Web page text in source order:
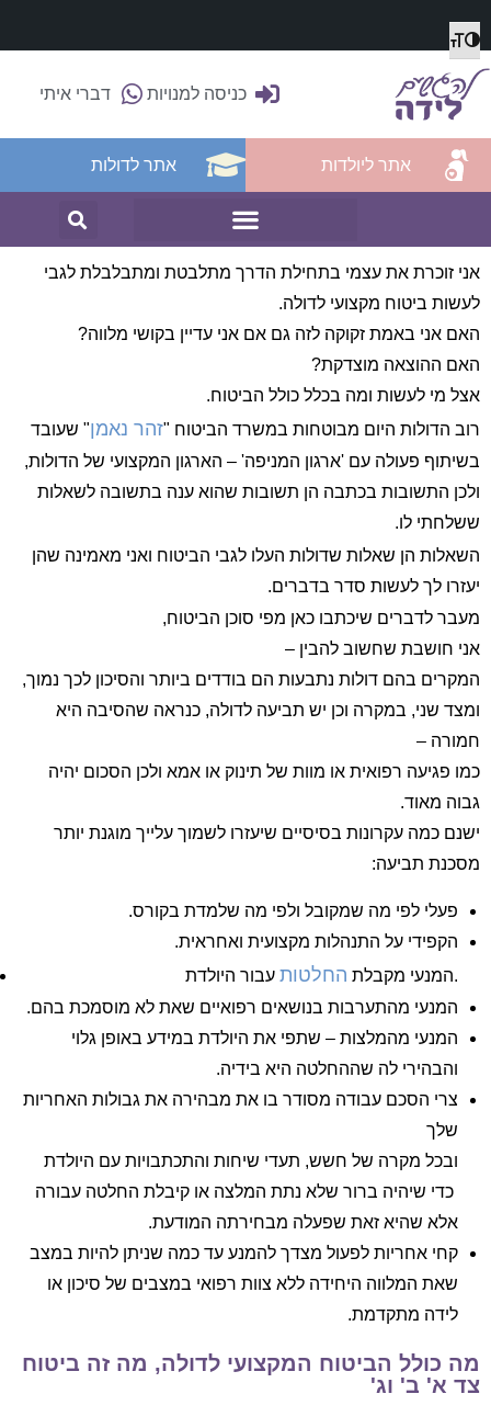
הפעל/כבה ניגודיות גבוהה
מתג גודל גופן
כניסה למנויות דברי איתי
אתר ליולדות אתר לדולות
אני זוכרת את עצמי בתחילת הדרך מתלבטת ומתבלבלת לגבי
לעשות ביטוח מקצועי לדולה.
האם אני באמת זקוקה לזה גם אם אני עדיין בקושי מלווה?
האם ההוצאה מוצדקת?
אצל מי לעשות ומה בכלל כולל הביטוח.
רוב הדולות היום מבוטחות במשרד הביטוח "זהר נאמן" שעובד
בשיתוף פעולה עם 'ארגון המניפה' – הארגון המקצועי של הדולות,
ולכן התשובות בכתבה הן תשובות שהוא ענה בתשובה לשאלות
ששלחתי לו.
השאלות הן שאלות שדולות העלו לגבי הביטוח ואני מאמינה שהן
יעזרו לך לעשות סדר בדברים.
מעבר לדברים שיכתבו כאן מפי סוכן הביטוח,
אני חושבת שחשוב להבין –
המקרים בהם דולות נתבעות הם בודדים ביותר והסיכון לכך נמוך,
ומצד שני, במקרה וכן יש תביעה לדולה, כנראה שהסיבה היא
חמורה –
כמו פגיעה רפואית או מוות של תינוק או אמא ולכן הסכום יהיה
גבוה מאוד.
ישנם כמה עקרונות בסיסיים שיעזרו לשמוך עלייך מוגנת יותר
מסכנת תביעה:
פעלי לפי מה שמקובל ולפי מה שלמדת בקורס.
הקפידי על התנהלות מקצועית ואחראית.
המנעי מקבלת החלטות
עבור היולדת.
המנעי מהתערבות בנושאים רפואיים שאת לא מוסמכת בהם.
המנעי מהמלצות – שתפי את היולדת במידע באופן גלוי
והבהירי לה שההחלטה היא בידיה.
צרי הסכם עבודה מסודר בו את מבהירה את גבולות האחריות
שלך
ובכל מקרה של חשש, תעדי שיחות והתכתבויות עם היולדת
כדי שיהיה ברור שלא נתת המלצה או קיבלת החלטה עבורה
אלא שהיא זאת שפעלה מבחירתה המודעת.
קחי אחריות לפעול מצדך להמנע עד כמה שניתן להיות במצב
שאת המלווה היחידה ללא צוות רפואי במצבים של סיכון או
לידה מתקדמת.
מה כולל הביטוח המקצועי לדולה, מה זה ביטוח
צד א' ב' וג'